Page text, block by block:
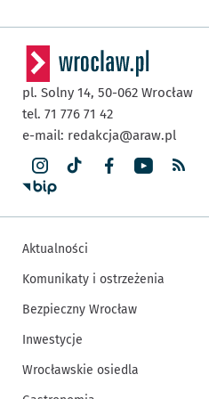
pl. Solny 14, 50-062 Wrocław
tel. 71 776 71 42
e-mail: redakcja@araw.pl
Aktualności
Komunikaty i ostrzeżenia
Bezpieczny Wrocław
Inwestycje
Wrocławskie osiedla